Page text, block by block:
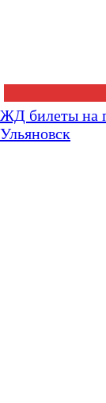
ЖД билеты на
Ульяновск